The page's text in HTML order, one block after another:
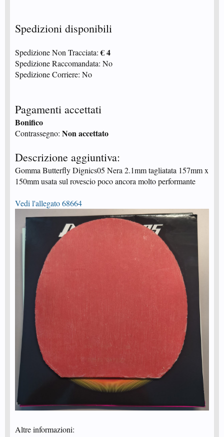
Spedizioni disponibili
Spedizione Non Tracciata:€ 4
Spedizione Raccomandata: No
Spedizione Corriere: No
Pagamenti accettati
Bonifico
Contrassegno: Non accettato
Descrizione aggiuntiva:
Gomma Butterfly Dignics05 Nera 2.1mm tagliatata 157mm x
150mm usata sul rovescio poco ancora molto performante
Vedi l'allegato 68664
Altre informazioni: